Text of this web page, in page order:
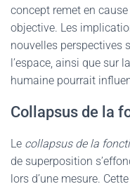
concept remet en
objective. Les
nouvelles perspectives
l’espace, ainsi que sur
humaine pourrait
Collapsus de la
Le collapsus de la
de superposition
lors d’une mesure.